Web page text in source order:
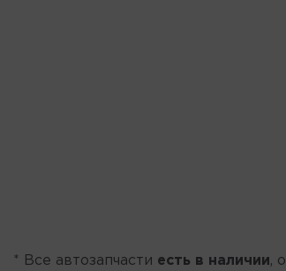
* Все автозапчасти есть в наличии,